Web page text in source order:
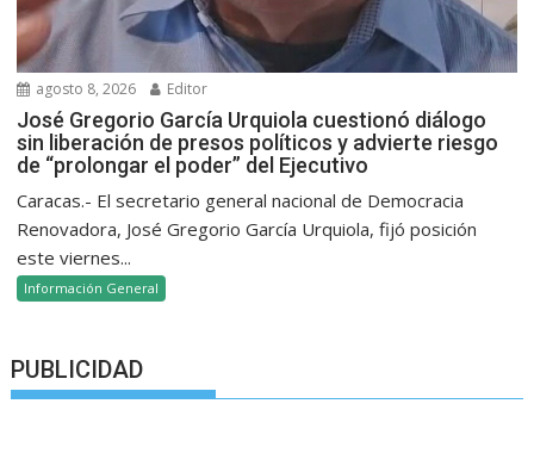
agosto 8, 2026 Editor
José Gregorio García Urquiola cuestionó diálogo
sin liberación de presos políticos y advierte riesgo
de “prolongar el poder” del Ejecutivo
Caracas.- El secretario general nacional de Democracia
Renovadora, José Gregorio García Urquiola, fijó posición
este viernes...
Información General
PUBLICIDAD